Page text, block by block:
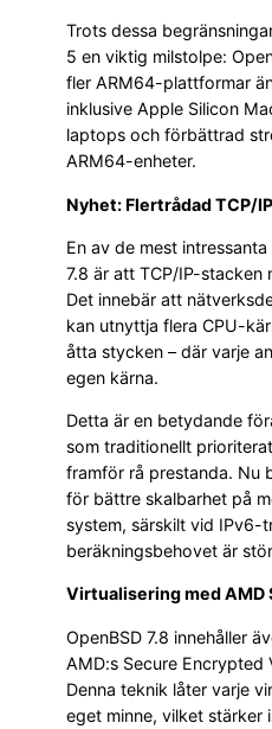
Trots dessa
5 en viktig milstolpe:
fler ARM64-plattformar
inklusive Apple Silicon
laptops och förbättrad
ARM64-enheter.
Nyhet: Flertrådad TCP/IP
En av de mest
7.8 är att TCP/IP-stacken
Det innebär att
kan utnyttja flera CPU-
åtta stycken – där varje
egen kärna.
Detta är en betydande
som traditionellt
framför rå prestanda. Nu
för bättre skalbarhet på
system, särskilt vid IPv6-
beräkningsbehovet är
Virtualisering med AMD
OpenBSD 7.8 innehåller
AMD:s Secure Encrypted
Denna teknik låter varje
eget minne, vilket stärker